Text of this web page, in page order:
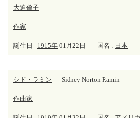
大迫倫子
作家
誕生日 : 1915年 01月22日 国名 : 日本
シド・ラミン Sidney Norton Ramin
作曲家